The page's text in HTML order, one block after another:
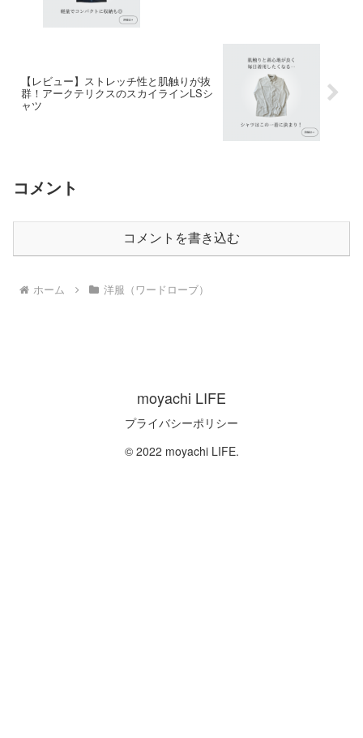
【レビュー】ストレッチ性と肌触りが抜
群！アークテリクスのスカイラインLSシ
ャツ
コメント
コメントを書き込む
ホーム 洋服（ワードローブ）
moyachi LIFE
プライバシーポリシー
© 2022 moyachi LIFE.